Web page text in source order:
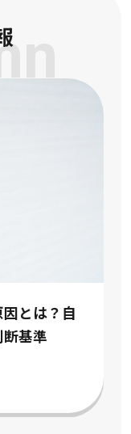
冷房暖房